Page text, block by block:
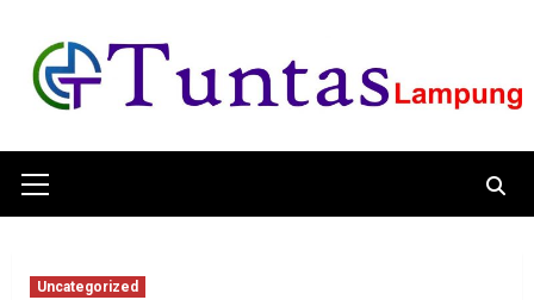
content
Menu
Uncategorized